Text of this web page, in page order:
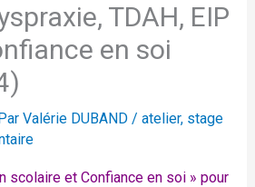
TDAH, EIP
en soi
Valérie DUBAND / atelier, stage
scolaire et Confiance en soi » pour